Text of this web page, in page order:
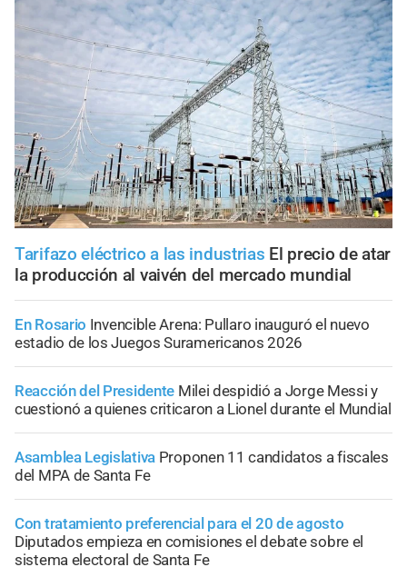
Tarifazo eléctrico a las industrias El precio de atar
la producción al vaivén del mercado mundial
En Rosario Invencible Arena: Pullaro inauguró el nuevo
estadio de los Juegos Suramericanos 2026
Reacción del Presidente Milei despidió a Jorge Messi y
cuestionó a quienes criticaron a Lionel durante el Mundial
Asamblea Legislativa Proponen 11 candidatos a fiscales
del MPA de Santa Fe
Con tratamiento preferencial para el 20 de agosto
Diputados empieza en comisiones el debate sobre el
sistema electoral de Santa Fe